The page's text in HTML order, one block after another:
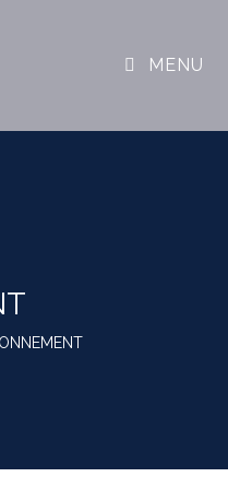
MENU